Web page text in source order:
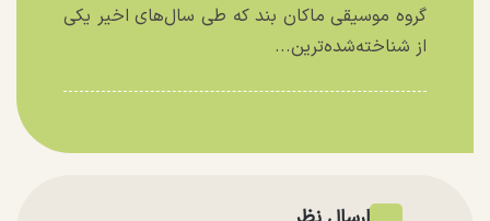
گروه موسیقی ماکان بند که طی سال‌های اخیر یکی
از شناخته‌شده‌ترین...